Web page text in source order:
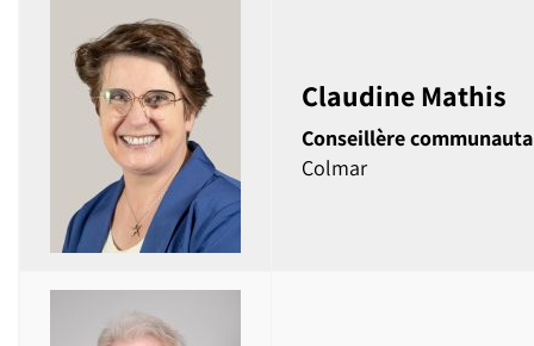
Claudine Mathis
Conseillère
Colmar